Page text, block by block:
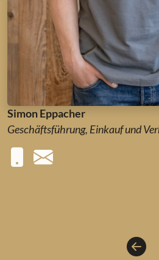
Simon Eppacher
Geschäftsführung, Einkauf und